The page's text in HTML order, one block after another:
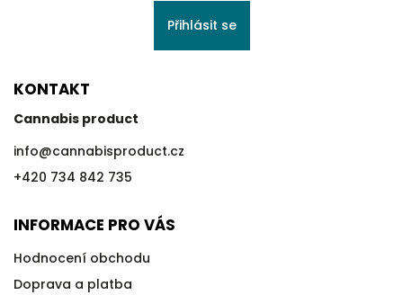
Přihlásit se
KONTAKT
Cannabis product
info@cannabisproduct.cz
+420 734 842 735
INFORMACE PRO VÁS
Hodnocení obchodu
Doprava a platba